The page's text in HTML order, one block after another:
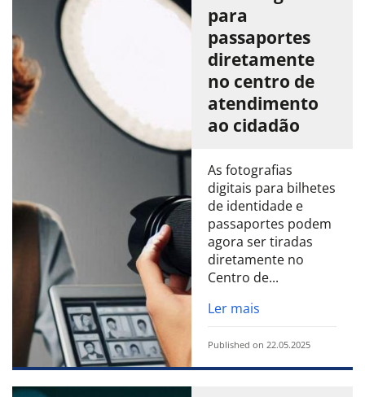
para
passaportes
diretamente
no centro de
atendimento
ao cidadão
As fotografias
digitais para bilhetes
de identidade e
passaportes podem
agora ser tiradas
diretamente no
Centro de...
Ler mais
Published on 22.05.2025